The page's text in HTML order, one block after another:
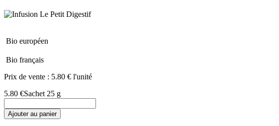
Bio européen
Bio français
Prix de vente : 5.80 € l'unité
5.80 €Sachet 25 g
Ajouter au panier